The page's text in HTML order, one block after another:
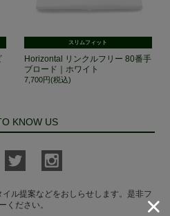
スリムフィット
Horizontal リンクルフリー 80番手
ブロード｜ホワイト
7,700円(税込)
KNOW US
ル提案などをおしらせします。是非フ
ください。